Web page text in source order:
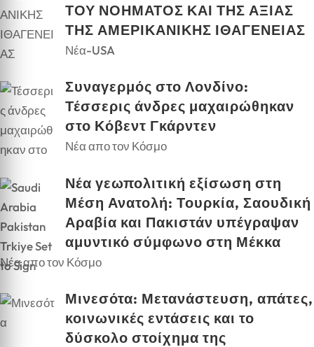
ΤΟΥ ΝΟΗΜΑΤΟΣ ΚΑΙ ΤΗΣ ΑΞΙΑΣ
ΤΗΣ ΑΜΕΡΙΚΑΝΙΚΗΣ ΙΘΑΓΕΝΕΙΑΣ
Νέα-USA
Συναγερμός στο Λονδίνο:
Τέσσερις άνδρες μαχαιρώθηκαν
στο Κόβεντ Γκάρντεν
Νέα απο τον Κόσμο
Νέα γεωπολιτική εξίσωση στη
Μέση Ανατολή: Τουρκία, Σαουδική
Αραβία και Πακιστάν υπέγραψαν
αμυντικό σύμφωνο στη Μέκκα
Νέα απο τον Κόσμο
Μινεσότα: Μετανάστευση, απάτες,
κοινωνικές εντάσεις και το
δύσκολο στοίχημα της